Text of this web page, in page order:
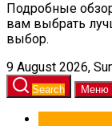
Подробные
вам выбрать
выбор.
9 August 2026,
Search Меню